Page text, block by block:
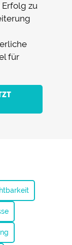
zu
für